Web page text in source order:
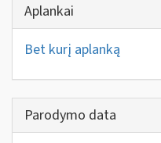
Aplankai
Bet kurį aplanką
Parodymo data